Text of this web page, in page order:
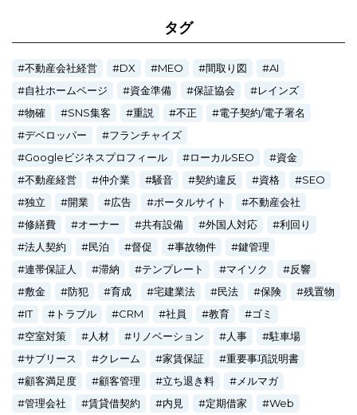
タグ
不動産会社経営 DX MEO 間取り図
AI
自社ホームページ
資金準備 保証協会
レインズ
物確
SNS集客 重説 不正
電子契約/電子署名
デベロッパー
フランチャイズ
Googleビジネスプロフィール
ローカルSEO
資金
不動産経営
仲介業 騒音 契約違反 資格
SEO
独立
開業 広告 ポータルサイト
不動産会社
修繕費
オーナー 共有設備 外国人対応
利回り
法人契約
民泊 督促 事故物件
鍵管理
連帯保証人
滞納 テンプレート マイソク
反響
敷金
防犯 育成 宅建業法 民法 保険
残置物
IT
トラブル CRM 社員 教育
ゴミ
空室対策
人材 リノベーション 人事
駐車場
サブリース
クレーム 家賃保証
重要事項説明書
顧客満足度
顧客管理 立ち退き料
メルマガ
管理会社
賃貸借契約 内見 定期借家
Web